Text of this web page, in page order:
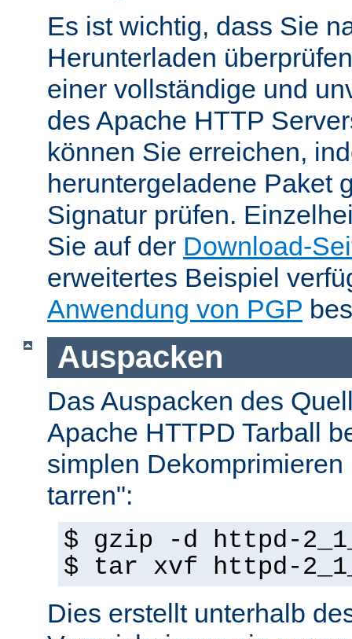
Es ist wichtig, dass Sie
Herunterladen
einer vollständige und
des Apache HTTP
können Sie erreichen,
heruntergeladene Paket
Signatur prüfen.
Sie auf der Download-
erweitertes Beispiel
Anwendung von PGP
Auspacken
Das Auspacken des
Apache HTTPD Tarball
simplen
tarren":
$ gzip -d httpd-
$ tar xvf httpd-
Dies erstellt unterhalb